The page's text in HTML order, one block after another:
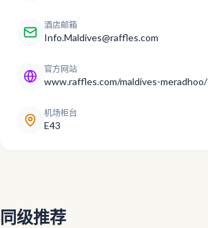
酒店邮箱
Info.Maldives@raffles.com
官方网站
www.raffles.com/maldives-meradhoo/
机场柜台
E43
同级推荐